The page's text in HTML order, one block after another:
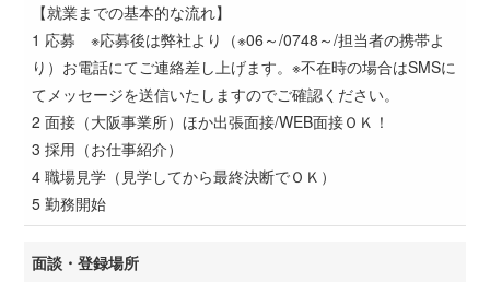
【就業までの基本的な流れ】
1 応募 ※応募後は弊社より（※06～/0748～/担当者の携帯よ
り）お電話にてご連絡差し上げます。※不在時の場合はSMSに
てメッセージを送信いたしますのでご確認ください。
2 面接（大阪事業所）ほか出張面接/WEB面接ＯＫ！
3 採用（お仕事紹介）
4 職場見学（見学してから最終決断でＯＫ）
5 勤務開始
面談・登録場所